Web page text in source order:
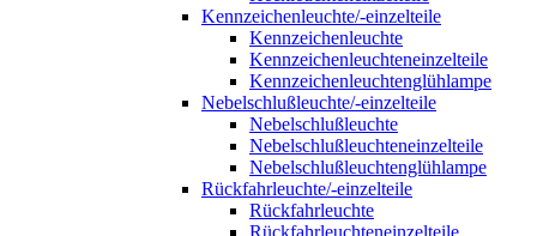
Kennzeichenleuchte/-einzelteile
Kennzeichenleuchte
Kennzeichenleuchteneinzelteile
Kennzeichenleuchtenglühlampe
Nebelschlußleuchte/-einzelteile
Nebelschlußleuchte
Nebelschlußleuchteneinzelteile
Nebelschlußleuchtenglühlampe
Rückfahrleuchte/-einzelteile
Rückfahrleuchte
Rückfahrleuchteneinzelteile